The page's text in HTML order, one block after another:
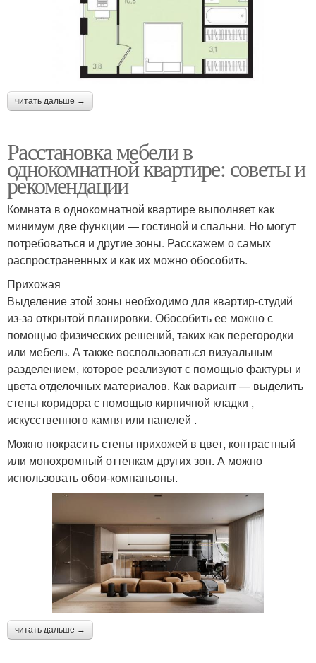
читать дальше →
Расстановка мебели в
однокомнатной квартире: советы и
рекомендации
Комната в однокомнатной квартире выполняет как
минимум две функции — гостиной и спальни. Но могут
потребоваться и другие зоны. Расскажем о самых
распространенных и как их можно обособить.
Прихожая
Выделение этой зоны необходимо для квартир-студий
из-за открытой планировки. Обособить ее можно с
помощью физических решений, таких как перегородки
или мебель. А также воспользоваться визуальным
разделением, которое реализуют с помощью фактуры и
цвета отделочных материалов. Как вариант — выделить
стены коридора с помощью кирпичной кладки ,
искусственного камня или панелей .
Можно покрасить стены прихожей в цвет, контрастный
или монохромный оттенкам других зон. А можно
использовать обои-компаньоны.
читать дальше →